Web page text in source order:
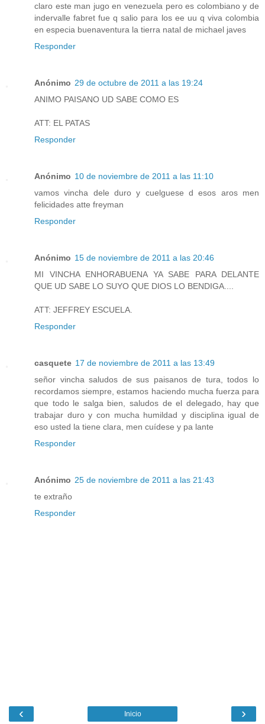
claro este man jugo en venezuela pero es colombiano y de
indervalle fabret fue q salio para los ee uu q viva colombia
en especia buenaventura la tierra natal de michael javes
Responder
Anónimo 29 de octubre de 2011 a las 19:24
ANIMO PAISANO UD SABE COMO ES
ATT: EL PATAS
Responder
Anónimo 10 de noviembre de 2011 a las 11:10
vamos vincha dele duro y cuelguese d esos aros men
felicidades atte freyman
Responder
Anónimo 15 de noviembre de 2011 a las 20:46
MI VINCHA ENHORABUENA YA SABE PARA DELANTE
QUE UD SABE LO SUYO QUE DIOS LO BENDIGA....
ATT: JEFFREY ESCUELA.
Responder
casquete 17 de noviembre de 2011 a las 13:49
señor vincha saludos de sus paisanos de tura, todos lo
recordamos siempre, estamos haciendo mucha fuerza para
que todo le salga bien, saludos de el delegado, hay que
trabajar duro y con mucha humildad y disciplina igual de
eso usted la tiene clara, men cuídese y pa lante
Responder
Anónimo 25 de noviembre de 2011 a las 21:43
te extraño
Responder
‹ ›
Inicio